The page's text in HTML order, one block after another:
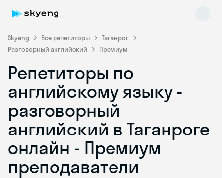
Skyeng Все репетиторы
Таганрог
Разговорный английский
Премиум
Репетиторы по
английскому языку -
разговорный
английский в Таганроге
онлайн - Премиум
преподаватели
Skyeng Chat